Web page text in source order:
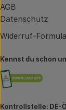
AGB
Datenschutz
Widerruf-
Kennst du schon
Kontrollstelle: DE-